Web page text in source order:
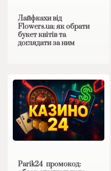
Лайфкахи від
Flowers.ua: як обрати
букет квітів та
доглядати за ним
Parik24 промокод: